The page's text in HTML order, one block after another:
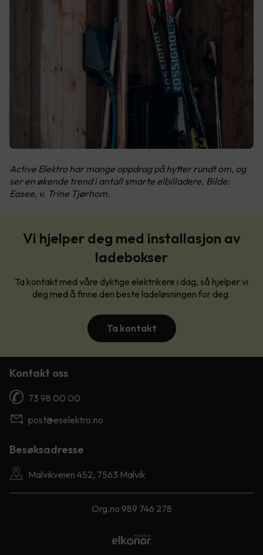
Active Elektro har mange oppdrag på hytter rundt om, og
ser en økende trend i antall smarte elbilladere. Bilde:
Easee, v. Trine Tjørhom.
Vi hjelper deg med installasjon av
ladebokser
Ta kontakt med våre dyktige elektrikere i dag, så hjelper vi
deg med å finne den beste ladeløsningen for deg.
Ta kontakt
Kontakt oss
73 98 00 00
post@eselektro.no
Besøksadresse
Malvikveien 452, 7563 Malvik
Org.no 989 746 278